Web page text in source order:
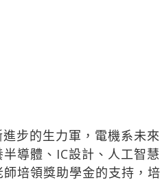
步的生力軍，電機系未
導體、IC設計、人工智
培領獎助學金的支持，